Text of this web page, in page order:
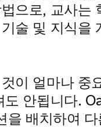
으로, 교사는
술 및 지식을
이 얼마나 중
안됩니다.
을 배치하여